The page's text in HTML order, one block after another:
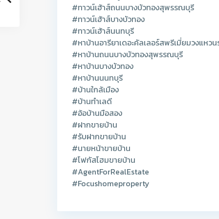
#ทาวน์เฮ้าส์ถนนบางบัวทองสุพรรณบุรี
#ทาวน์เฮ้าส์บางบัวทอง
#ทาวน์เฮ้าส์นนทบุรี
#หาบ้านอารียาเดอะคัลเลอร์สพรีเมี่ยมวงแหว
#หาบ้านถนนบางบัวทองสุพรรณบุรี
#หาบ้านบางบัวทอง
#หาบ้านนนทบุรี
#บ้านใกล้เมือง
#บ้านทำเลดี
#อ้อบ้านมือสอง
#ฝากขายบ้าน
#รับฝากขายบ้าน
#นายหน้าขายบ้าน
#โฟกัสโฮมขายบ้าน
#AgentForRealEstate
#Focushomeproperty